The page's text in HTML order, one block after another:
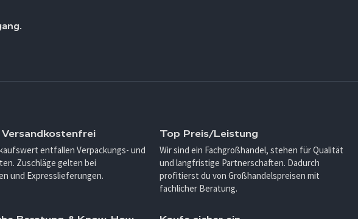
Versandkostenfrei
entfallen Verpackungs- und
Zuschläge gelten bei
und Expresslieferungen.
Top Preis/Leistung
Wir sind ein Fachgroßhandel, stehen für Qualität
und langfristige Partnerschaften. Dadurch
profitierst du von Großhandelspreisen mit
fachlicher Beratung.